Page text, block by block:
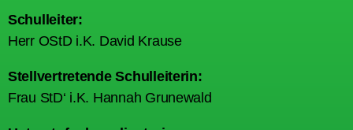
Schulleiter:
Herr OStD i.K. David Krause
Stellvertretende Schulleiterin:
Frau StD‘ i.K. Hannah Grunewald